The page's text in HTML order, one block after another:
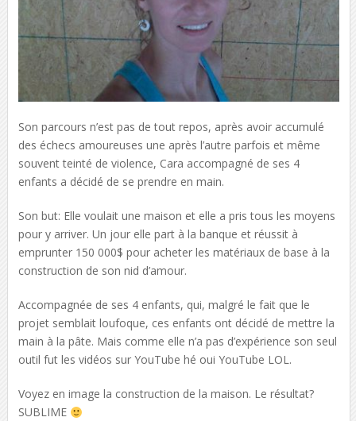
Son parcours n’est pas de tout repos, après avoir accumulé
des échecs amoureuses une après l’autre parfois et même
souvent teinté de violence, Cara accompagné de ses 4
enfants a décidé de se prendre en main.
Son but: Elle voulait une maison et elle a pris tous les moyens
pour y arriver. Un jour elle part à la banque et réussit à
emprunter 150 000$ pour acheter les matériaux de base à la
construction de son nid d’amour.
Accompagnée de ses 4 enfants, qui, malgré le fait que le
projet semblait loufoque, ces enfants ont décidé de mettre la
main à la pâte. Mais comme elle n’a pas d’expérience son seul
outil fut les vidéos sur YouTube hé oui YouTube LOL.
Voyez en image la construction de la maison. Le résultat?
SUBLIME